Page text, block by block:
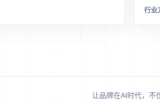
行业
让品牌在AI时代，不